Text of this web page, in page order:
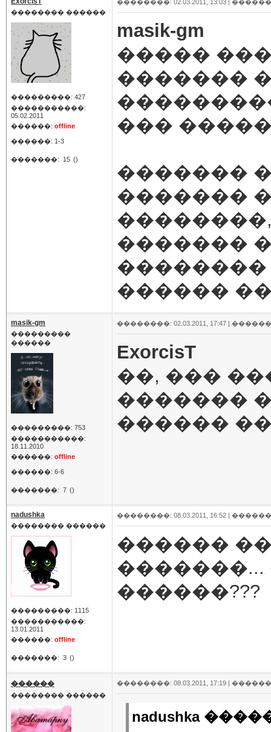
�������� ������
���������: 427
�����������:
05.02.2011
������: offline
������: 1-3
�������: 15 ()
��������: 02.03.2011, 13:03 |
masik-gm
�����
�������
���
�������
�������
�������
��������
������
masik-gm
���������
������
���������: 753
�����������:
18.11.2010
������: offline
������: 6-6
�������: 7 ()
��������: 02.03.2011, 17:47 |
ExorcisT
��, ���
�������
������
nadushka
�������� ������
���������: 1115
�����������:
13.01.2011
������: offline
�������: 3 ()
��������: 08.03.2011, 16:52 |
������
������???
������
�������� ������
��������: 08.03.2011, 17:19 |
nadushka